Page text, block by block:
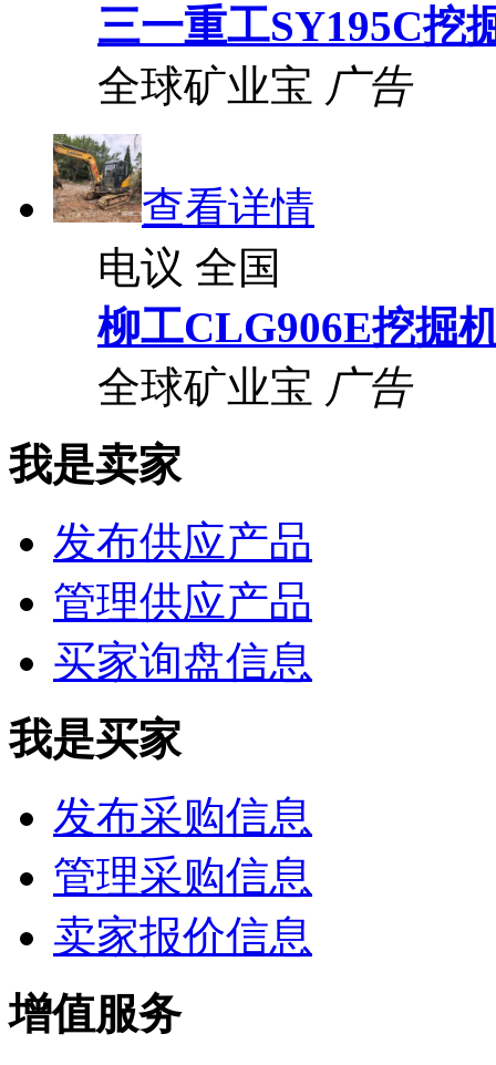
三一重工SY195C挖
全球矿业宝 广告
查看详情
电议 全国
柳工CLG906E挖掘
全球矿业宝 广告
我是卖家
发布供应产品
管理供应产品
买家询盘信息
我是买家
发布采购信息
管理采购信息
卖家报价信息
增值服务